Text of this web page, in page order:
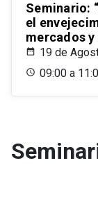
Seminario:
el
mercados
19 de
09:00 a